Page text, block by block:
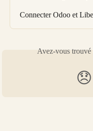
Connecter Odoo et
Avez-vous trouvé
😞